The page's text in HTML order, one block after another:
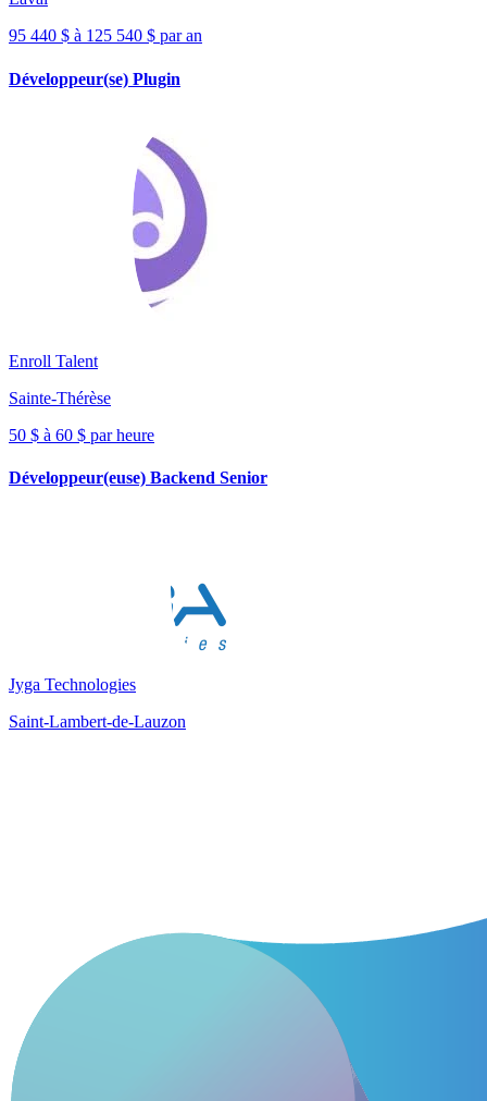
95 440 $ à 125 540 $ par an
Développeur(se) Plugin
Enroll Talent
Sainte-Thérèse
50 $ à 60 $ par heure
Développeur(euse) Backend Senior
Jyga Technologies
Saint-Lambert-de-Lauzon